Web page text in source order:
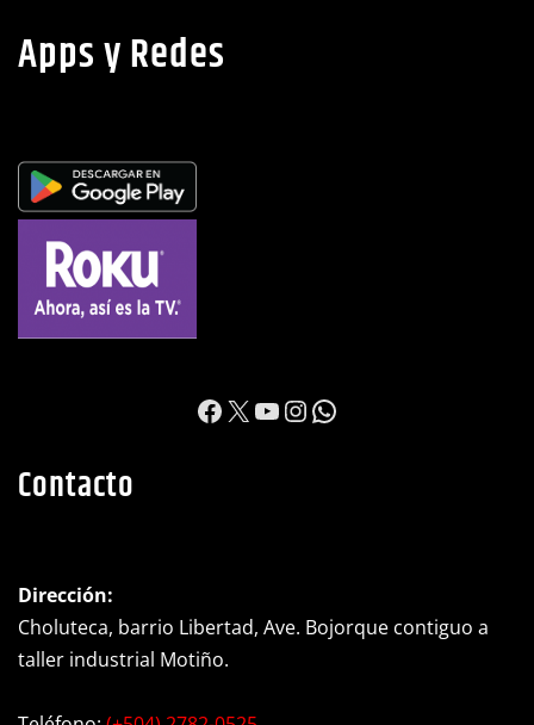
Apps y Redes
https://
X YouTube
Instagram
WhatsApp
Contacto
Dirección:
Choluteca, barrio Libertad, Ave. Bojorque contiguo a
taller industrial Motiño.
Teléfono: